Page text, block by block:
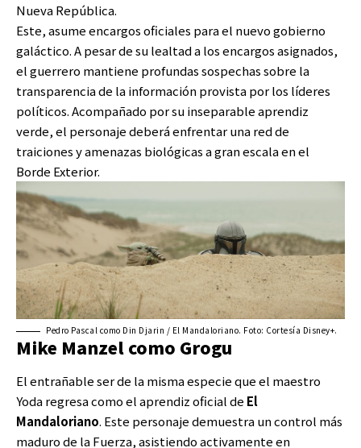
Nueva República.
Este, asume encargos oficiales para el nuevo gobierno
galáctico. A pesar de su lealtad a los encargos asignados,
el guerrero mantiene profundas sospechas sobre la
transparencia de la información provista por los líderes
políticos. Acompañado por su inseparable aprendiz
verde, el personaje deberá enfrentar una red de
traiciones y amenazas biológicas a gran escala en el
Borde Exterior.
Pedro Pascal como Din Djarin / El Mandaloriano. Foto: Cortesía Disney+.
Mike Manzel como Grogu
El entrañable ser de la misma especie que el maestro
Yoda regresa como el aprendiz oficial de El
Mandaloriano. Este personaje demuestra un control más
maduro de la Fuerza, asistiendo activamente en